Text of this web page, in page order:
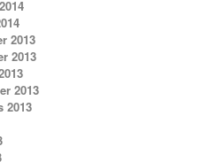
2013
2013
2013
2013